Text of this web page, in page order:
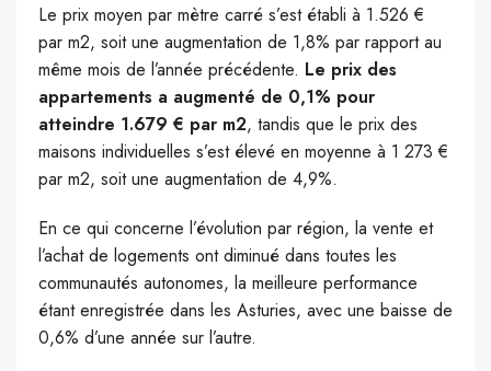
Le prix moyen par mètre carré s’est établi à 1.526 €
par m2, soit une augmentation de 1,8% par rapport au
même mois de l’année précédente. Le prix des
appartements a augmenté de 0,1% pour
atteindre 1.679 € par m2, tandis que le prix des
maisons individuelles s’est élevé en moyenne à 1 273 €
par m2, soit une augmentation de 4,9%.
En ce qui concerne l’évolution par région, la vente et
l’achat de logements ont diminué dans toutes les
communautés autonomes, la meilleure performance
étant enregistrée dans les Asturies, avec une baisse de
0,6% d’une année sur l’autre.